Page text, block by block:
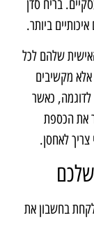
בריח סדן
שלהם לכל
מקשיבים
לדוגמה, כאשר
את הכספת
לאחסן.
בחשבון את